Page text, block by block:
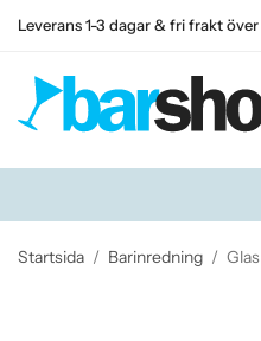
Leverans 1-3 dagar & fri frakt
Startsida / Barinredning /